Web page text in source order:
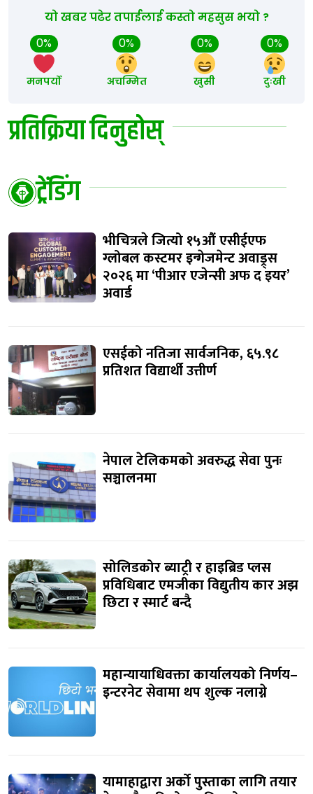
यो खबर पढेर तपाईलाई कस्तो महसुस भयो ?
0%
मनपर्यो
0%
अचम्मित
0%
खुसी
0%
दुःखी
प्रतिक्रिया दिनुहोस्
ट्रेंडिंग
भीचित्रले जित्यो १५औं एसीईएफ
ग्लोबल कस्टमर इन्गेजमेन्ट अवाड्र्स
२०२६ मा ‘पीआर एजेन्सी अफ द इयर’
अवार्ड
एसईको नतिजा सार्वजनिक, ६५.९८
प्रतिशत विद्यार्थी उत्तीर्ण
नेपाल टेलिकमको अवरुद्ध सेवा पुनः
सञ्चालनमा
सोलिडकोर ब्याट्री र हाइब्रिड प्लस
प्रविधिबाट एमजीका विद्युतीय कार अझ
छिटा र स्मार्ट बन्दै
महान्यायाधिवक्ता कार्यालयको निर्णय–
इन्टरनेट सेवामा थप शुल्क नलाग्ने
यामाहाद्वारा अर्को पुस्ताका लागि तयार